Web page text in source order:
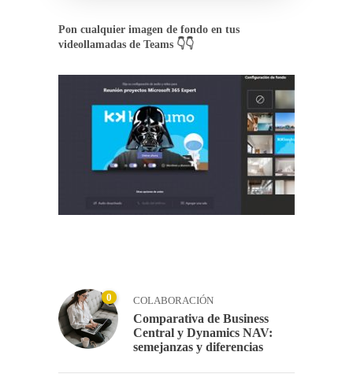
Pon cualquier imagen de fondo en tus
videollamadas de Teams 👇👇
0 COLABORACIÓN
Comparativa de Business
Central y Dynamics NAV:
semejanzas y diferencias